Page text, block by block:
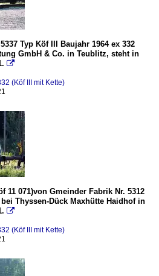
Typ Köf III Baujahr 1964 ex 332
GmbH & Co. in Teublitz, steht in

(Köf III mit Kette)
11 071)von Gmeinder Fabrik Nr. 5312
Thyssen-Dück Maxhütte Haidhof in

(Köf III mit Kette)